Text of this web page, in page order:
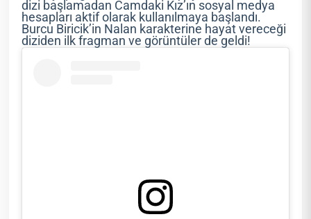
dizi başlamadan Camdaki Kız’ın sosyal medya
hesapları aktif olarak kullanılmaya başlandı.
Burcu Biricik’in Nalan karakterine hayat vereceği
diziden ilk fragman ve görüntüler de geldi!